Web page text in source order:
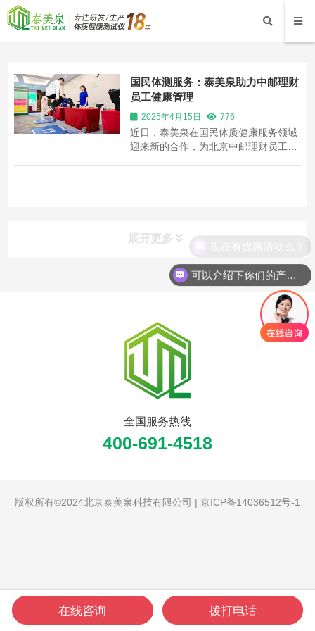
国民体测服务：泰美泉助力中邮理财
员工健康管理
2025年4月15日 776
近日，泰美泉在国民体质健康服务领域
迎来新的合作，为北京中邮理财员工健
试结束时...
展开更多
全国服务热线
400-691-4518
版权所有©2024北京泰美泉科技有限公司 | 京ICP备14036512号-1
可以介绍下你们的产品么？
在线咨询 拨打电话